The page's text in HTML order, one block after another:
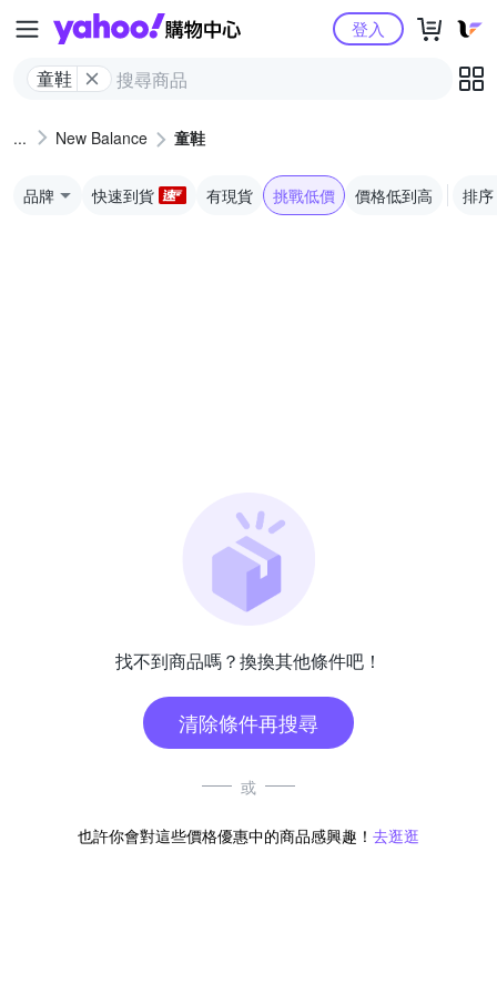
Yahoo購物中心
童鞋
登入
New Balance 童鞋
品牌 快速到貨 有現貨 挑戰低價 價格低到高 排序
找不到商品嗎？換換其他條件吧！
清除條件再搜尋
或
也許你會對這些價格優惠中的商品感興趣！ 去逛逛